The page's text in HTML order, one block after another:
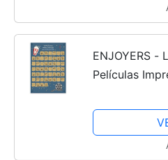
ENJOYERS -
Películas
Decorativa
para Pared...